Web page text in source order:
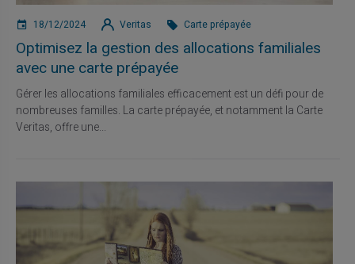
18/12/2024 Veritas Carte prépayée
Optimisez la gestion des allocations familiales
avec une carte prépayée
Gérer les allocations familiales efficacement est un défi pour de
nombreuses familles. La carte prépayée, et notamment la Carte
Veritas, offre une...